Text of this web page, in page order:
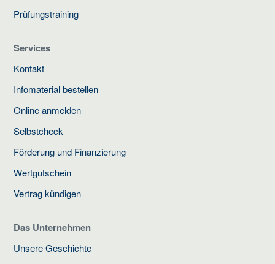
Prüfungstraining
Services
Kontakt
Infomaterial bestellen
Online anmelden
Selbstcheck
Förderung und Finanzierung
Wertgutschein
Vertrag kündigen
Das Unternehmen
Unsere Geschichte